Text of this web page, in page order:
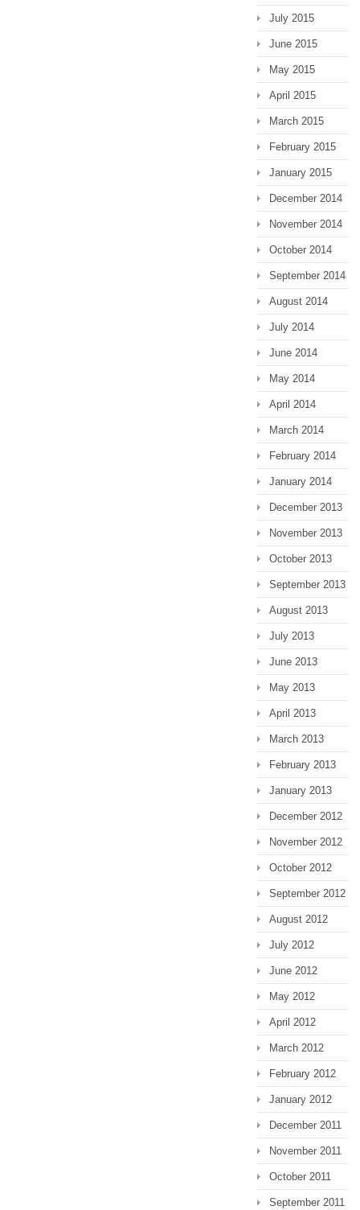
July 2015
June 2015
May 2015
April 2015
March 2015
February 2015
January 2015
December 2014
November 2014
October 2014
September 2014
August 2014
July 2014
June 2014
May 2014
April 2014
March 2014
February 2014
January 2014
December 2013
November 2013
October 2013
September 2013
August 2013
July 2013
June 2013
May 2013
April 2013
March 2013
February 2013
January 2013
December 2012
November 2012
October 2012
September 2012
August 2012
July 2012
June 2012
May 2012
April 2012
March 2012
February 2012
January 2012
December 2011
November 2011
October 2011
September 2011